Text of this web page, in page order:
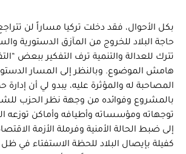
بكل الأحوال، فقد دخلت تركيا مساراً لن
حاجة البلاد للخروج من المآزق الدستورية
تترك للعدالة والتنمية ترف التفكير ببعض
هامش الموضوع. وبالنظر إلى المسار
المصاحبة له والمؤثرة عليه، يبدو لي أن إدارة
بالمشروع وفوائده من وجهة نظر الحزب
توجهاته ومؤسساته وأطيافه وأماكن توزعه
إلى ضبط الحالة الأمنية وفرملة الأزمة
كفيلة بإيصال البلاد للحظة الاستفتاء في